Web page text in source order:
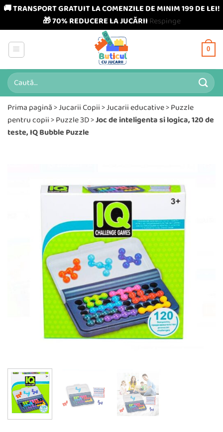
🚚 TRANSPORT GRATUIT LA COMENZILE DE MINIM 199 DE LEI!
🎁 70% REDUCERE LA JUCĂRII Respinge
content
0
Caută
după:
Prima pagină>Jucarii Copii>Jucarii educative>Puzzle
pentru copii>Puzzle 3D>Joc de inteligenta si logica, 120 de
teste, IQ Bubble Puzzle